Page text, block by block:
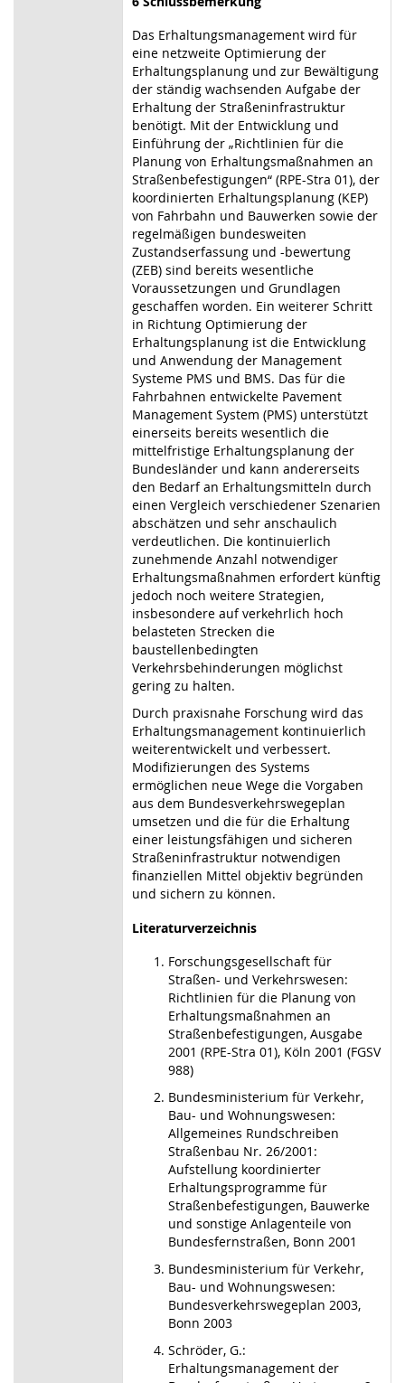
Das Erhaltungsmanagement wird für
eine netzweite Optimierung der
Erhaltungsplanung und zur Bewältigung
der ständig wachsenden Aufgabe der
Erhaltung der Straßeninfrastruktur
benötigt. Mit der Entwicklung und
Einführung der „Richtlinien für die
Planung von Erhaltungsmaßnahmen an
Straßenbefestigungen“ (RPE-Stra 01), der
koordinierten Erhaltungsplanung (KEP)
von Fahrbahn und Bauwerken sowie der
regelmäßigen bundesweiten
Zustandserfassung und -bewertung
(ZEB) sind bereits wesentliche
Voraussetzungen und Grundlagen
geschaffen worden. Ein weiterer Schritt
in Richtung Optimierung der
Erhaltungsplanung ist die Entwicklung
und Anwendung der Management
Systeme PMS und BMS. Das für die
Fahrbahnen entwickelte Pavement
Management System (PMS) unterstützt
einerseits bereits wesentlich die
mittelfristige Erhaltungsplanung der
Bundesländer und kann andererseits
den Bedarf an Erhaltungsmitteln durch
einen Vergleich verschiedener Szenarien
abschätzen und sehr anschaulich
verdeutlichen. Die kontinuierlich
zunehmende Anzahl notwendiger
Erhaltungsmaßnahmen erfordert künftig
jedoch noch weitere Strategien,
insbesondere auf verkehrlich hoch
belasteten Strecken die
baustellenbedingten
Verkehrsbehinderungen möglichst
gering zu halten.
Durch praxisnahe Forschung wird das
Erhaltungsmanagement kontinuierlich
weiterentwickelt und verbessert.
Modifizierungen des Systems
ermöglichen neue Wege die Vorgaben
aus dem Bundesverkehrswegeplan
umsetzen und die für die Erhaltung
einer leistungsfähigen und sicheren
Straßeninfrastruktur notwendigen
finanziellen Mittel objektiv begründen
und sichern zu können.
Literaturverzeichnis
Forschungsgesellschaft für
Straßen- und Verkehrswesen:
Richtlinien für die Planung von
Erhaltungsmaßnahmen an
Straßenbefestigungen, Ausgabe
2001 (RPE-Stra 01), Köln 2001 (FGSV
988)
Bundesministerium für Verkehr,
Bau- und Wohnungswesen:
Allgemeines Rundschreiben
Straßenbau Nr. 26/2001:
Aufstellung koordinierter
Erhaltungsprogramme für
Straßenbefestigungen, Bauwerke
und sonstige Anlagenteile von
Bundesfernstraßen, Bonn 2001
Bundesministerium für Verkehr,
Bau- und Wohnungswesen:
Bundesverkehrswegeplan 2003,
Bonn 2003
Schröder, G.:
Erhaltungsmanagement der